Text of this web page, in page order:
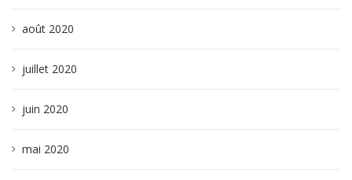
août 2020
juillet 2020
juin 2020
mai 2020